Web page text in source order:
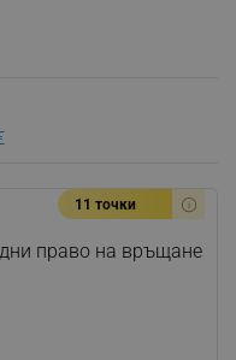
11 точки
право на връщане